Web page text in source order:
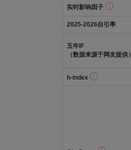
实时影响因子
2025-2026自引率
五年IF
（数据来源于网友提供）
h-index